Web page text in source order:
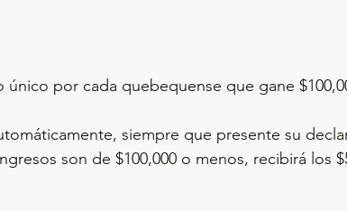
por cada quebequense que gane
siempre que presente su
son de $100,000 o menos, recibirá los